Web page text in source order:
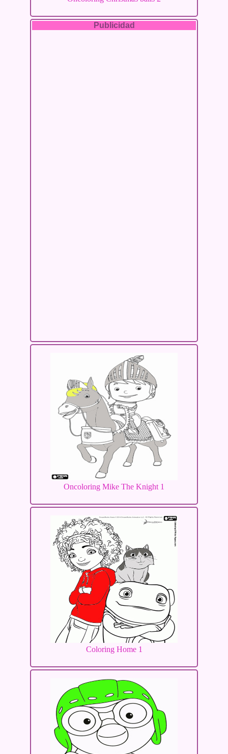
Publicidad
Oncoloring Mike The Knight 1
Coloring Home 1